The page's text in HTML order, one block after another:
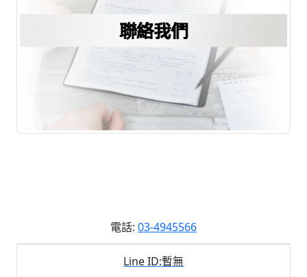
電話: 03-4945566
Line ID:暫無